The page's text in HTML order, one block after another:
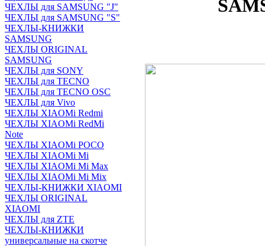
ЧЕХЛЫ для SAMSUNG "J"
ЧЕХЛЫ для SAMSUNG "S"
ЧЕХЛЫ-КНИЖКИ
SAMSUNG
ЧЕХЛЫ ORIGINAL
SAMSUNG
ЧЕХЛЫ для SONY
ЧЕХЛЫ для TECNO
ЧЕХЛЫ для TECNO OSC
ЧЕХЛЫ для Vivo
ЧЕХЛЫ XIAOMi Redmi
ЧЕХЛЫ XIAOMi RedMi
Note
ЧЕХЛЫ XIAOMi POCO
ЧЕХЛЫ XIAOMi Mi
ЧЕХЛЫ XIAOMi Mi Max
ЧЕХЛЫ XIAOMi Mi Mix
ЧЕХЛЫ-КНИЖКИ XIAOMI
ЧЕХЛЫ ORIGINAL
XIAOMI
ЧЕХЛЫ для ZTE
ЧЕХЛЫ-КНИЖКИ
универсальные на скотче